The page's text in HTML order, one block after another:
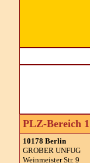
PLZ-Bereich 1
10178 Berlin
GROBER UNFUG
Weinmeister Str. 9